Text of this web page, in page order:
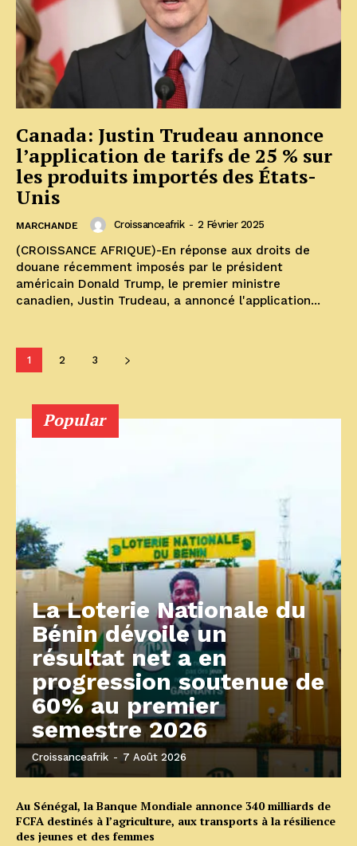
Canada: Justin Trudeau annonce
l’application de tarifs de 25 % sur
les produits importés des États-
Unis
MARCHANDE Croissanceafrik - 2 Février 2025
(CROISSANCE AFRIQUE)-En réponse aux droits de
douane récemment imposés par le président
américain Donald Trump, le premier ministre
canadien, Justin Trudeau, a annoncé l'application...
1 2 3
Popular
La Loterie Nationale du
Bénin dévoile un
résultat net a en
progression soutenue de
60% au premier
semestre 2026
Croissanceafrik - 7 Août 2026
Au Sénégal, la Banque Mondiale annonce 340 milliards de
FCFA destinés à l’agriculture, aux transports à la résilience
des jeunes et des femmes